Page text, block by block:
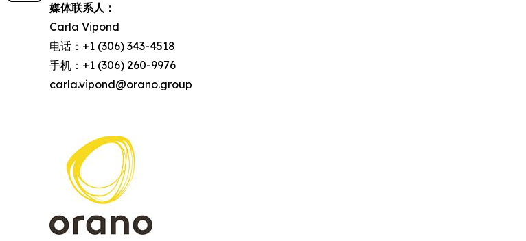
媒体联系人：
Carla Vipond
电话：+1 (306) 343-4518
手机：+1 (306) 260-9976
carla.vipond@orano.group